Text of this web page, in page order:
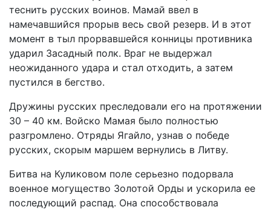
теснить русских воинов. Мамай ввел в
намечавшийся прорыв весь свой резерв. И в этот
момент в тыл прорвавшейся конницы противника
ударил Засадный полк. Враг не выдержал
неожиданного удара и стал отходить, а затем
пустился в бегство.
Дружины русских преследовали его на протяжении
30 – 40 км. Войско Мамая было полностью
разгромлено. Отряды Ягайло, узнав о победе
русских, скорым маршем вернулись в Литву.
Битва на Куликовом поле серьезно подорвала
военное могущество Золотой Орды и ускорила ее
последующий распад. Она способствовала